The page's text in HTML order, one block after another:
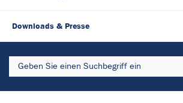
Downloads & Presse
Search
ab 2026